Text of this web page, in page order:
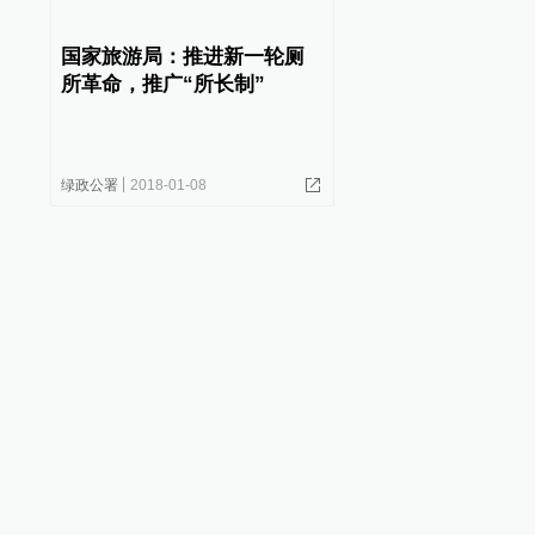
国家旅游局：推进新一轮厕
所革命，推广“所长制”
绿政公署 2018-01-08